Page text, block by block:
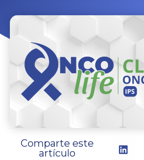
Comparte este
artículo